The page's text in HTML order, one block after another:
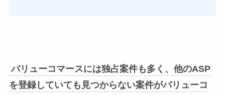
バリューコマースには独占案件も多く、他のASP
を登録していても見つからない案件がバリューコ